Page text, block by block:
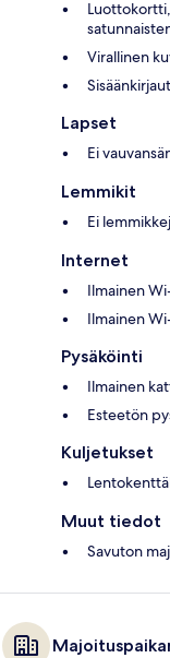
Virallinen
Lapset
Ei
Lemmikit
Ei
Internet
Ilmainen
Ilmainen
Pysäköinti
Ilmainen
Esteetön
Kuljetukset
Muut tiedot
Savuton